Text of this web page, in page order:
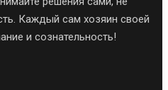
Каждый сам хозяин своей
и сознательность!